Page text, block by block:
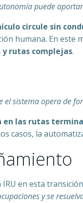
puede
circule sin
humana. En este
rutas complejas.
el sistema opera de
en las rutas
casos, la
en esta
y se